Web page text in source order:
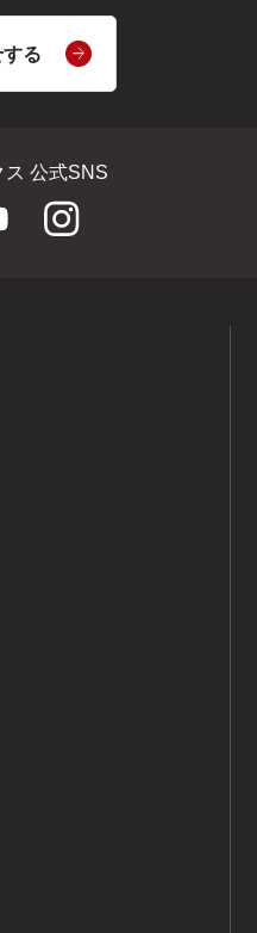
る
ス 公式SNS